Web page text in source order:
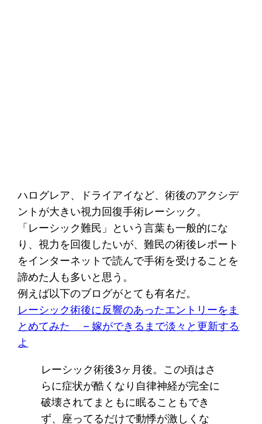
ハログレア、ドライアイなど、術後のアクシデ
ントが大きい視力回復手術レーシック。
「レーシック難民」という言葉も一般的にな
り、視力を回復したいが、難民の術後レポート
をインターネットで読んで手術を受けることを
諦めた人も多いと思う。
例えば以下のブログがとても有名だ。
レーシック術後に反響のあったエントリーをま
とめてみた – 嫁ができるまで淡々と更新する
よ
レーシック術後3ヶ月後。この頃はさ
らに症状が酷くなり自律神経が完全に
破壊されてまともに眠ることもでき
ず、座ってるだけで動悸が激しくな